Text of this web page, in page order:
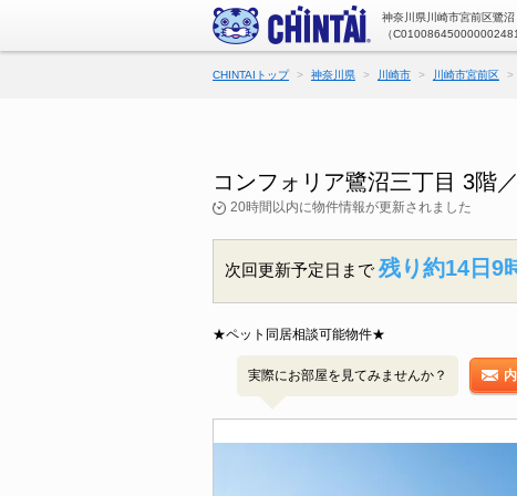
神奈川県川崎市宮前区鷺
（
CHINTAIトップ 神奈川県 川崎市 川崎市宮前区
コンフォリア鷺沼三丁目 3階
20時間以内に物件情報が更新されました
次回更新予定日まで 残り約14日9
★ペット同居相談可能物件★
実際にお部屋を見てみませんか？